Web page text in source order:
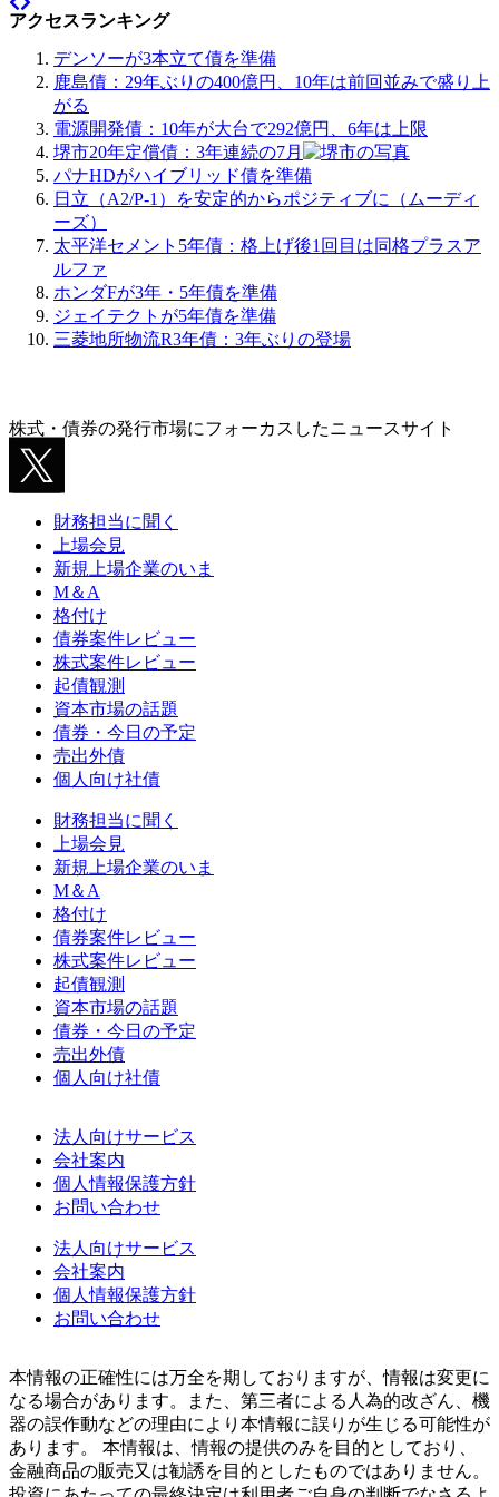
アクセスランキング
デンソーが3本立て債を準備
鹿島債：29年ぶりの400億円、10年は前回並みで盛り上
がる
電源開発債：10年が大台で292億円、6年は上限
堺市20年定償債：3年連続の7月
パナHDがハイブリッド債を準備
日立（A2/P-1）を安定的からポジティブに（ムーディ
ーズ）
太平洋セメント5年債：格上げ後1回目は同格プラスア
ルファ
ホンダFが3年・5年債を準備
ジェイテクトが5年債を準備
三菱地所物流R3年債：3年ぶりの登場
株式・債券の発行市場にフォーカスしたニュースサイト
財務担当に聞く
上場会見
新規上場企業のいま
M＆A
格付け
債券案件レビュー
株式案件レビュー
起債観測
資本市場の話題
債券・今日の予定
売出外債
個人向け社債
財務担当に聞く
上場会見
新規上場企業のいま
M＆A
格付け
債券案件レビュー
株式案件レビュー
起債観測
資本市場の話題
債券・今日の予定
売出外債
個人向け社債
法人向けサービス
会社案内
個人情報保護方針
お問い合わせ
法人向けサービス
会社案内
個人情報保護方針
お問い合わせ
本情報の正確性には万全を期しておりますが、情報は変更に
なる場合があります。また、第三者による人為的改ざん、機
器の誤作動などの理由により本情報に誤りが生じる可能性が
あります。 本情報は、情報の提供のみを目的としており、
金融商品の販売又は勧誘を目的としたものではありません。